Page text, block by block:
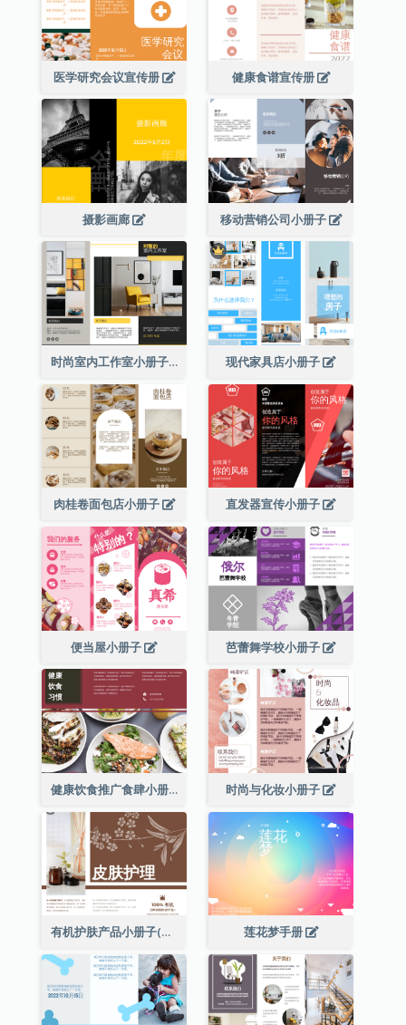
医学研究会议宣传册 健康食谱宣传册
摄影画廊 移动营销公司小册子
时尚室内工作室小册子 现代家具店小册子
肉桂卷面包店小册子 直发器宣传小册子
便当屋小册子 芭蕾舞学校小册子
健康饮食推广食肆小册子 时尚与化妆小册子
有机护肤产品小册子(附详细信息) 莲花梦手册